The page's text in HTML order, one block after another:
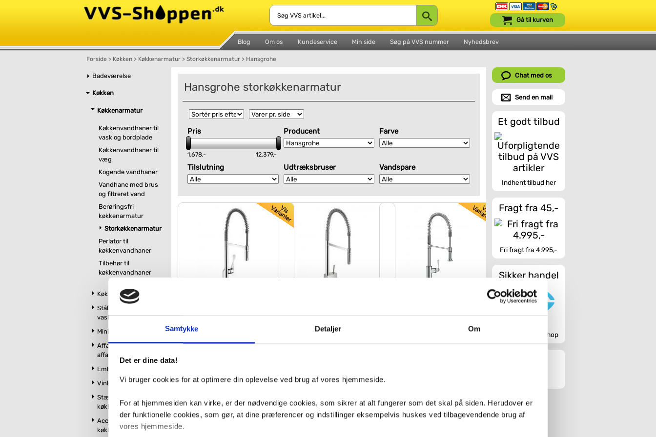
Samtykke Detaljer Om
Det er dine data!
Vi bruger cookies for at optimere din oplevelse ved brug af vores hjemmeside.
For at hjemmesiden kan virke, er der nødvendige cookies, som sikrer at alt fungerer som det skal på siden. Herudover er
der funktionelle cookies, som gør, at dine præferencer og indstillinger eksempelvis huskes ved tilbagevendende brug af
vores hjemmeside.
Blog Om os Kundeservice Min side Søg på VVS nummer Nyhedsbrev
Gå til kurven
Forside > Køkken > Køkkenarmatur > Storkøkkenarmatur > Hansgrohe
Badeværelse
Køkken
Køkkenarmatur
Køkkenvandhaner til
vask og bordplade
Køkkenvandhaner til
væg
Kogende vandhaner
Vandhane med brus
og filtreret vand
Berøringsfri
køkkenarmatur
Storkøkkenarmatur
Perlator til
køkkenvandhaner
Tilbehør til
køkkenvandhaner
Køkkenvaske
Stålbordplader med
vask
Minikøkken
Affaldssortering og
affaldskværne
Emhætter
Vinkøleskabe
Stænkplader til
køkken
Accessories til
køkken og udekøkken
Hansgrohe storkøkkenarmatur
Pris
1.678,- 12.379,-
Producent Farve
Tilslutning Udtræksbruser Vandspare
VVS nr. 716231104
VVS nr. 716232104
Rustfrit stål finish
Chat med os
Send en mail
Et godt tilbud
Indhent tilbud her
Fragt fra 45,-
Fri fragt fra 4.995,-
Sikker handel
Godkendt webshop